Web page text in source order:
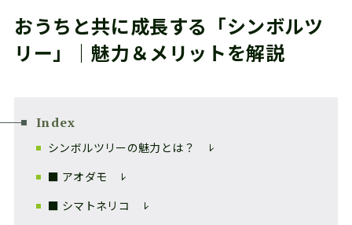
おうちと共に成長する「シンボルツ
リー」｜魅力＆メリットを解説
Index
シンボルツリーの魅力とは？
■ アオダモ
■ シマトネリコ